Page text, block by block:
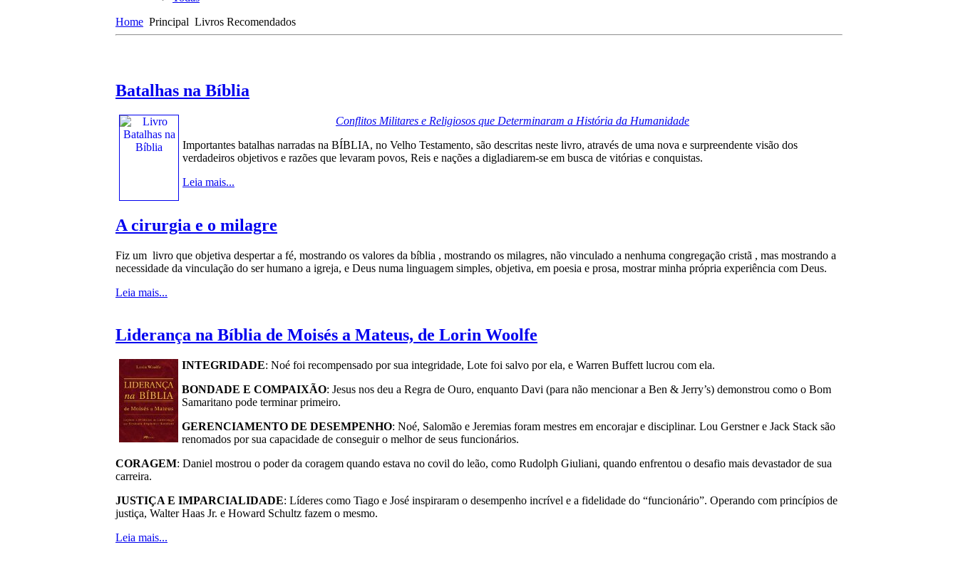
Home Principal Livros Recomendados
Batalhas na Bíblia
Conflitos Militares e Religiosos que Determinaram a História da Humanidade
Importantes batalhas narradas na BÍBLIA, no Velho Testamento, são descritas neste livro, através de uma nova e surpreendente visão dos
verdadeiros objetivos e razões que levaram povos, Reis e nações a digladiarem-se em busca de vitórias e conquistas.
Leia mais...
A cirurgia e o milagre
Fiz um livro que objetiva despertar a fé, mostrando os valores da bíblia , mostrando os milagres, não vinculado a nenhuma congregação cristã , mas mostrando a
necessidade da vinculação do ser humano a igreja, e Deus numa linguagem simples, objetiva, em poesia e prosa, mostrar minha própria experiência com Deus.
Leia mais...
Liderança na Bíblia de Moisés a Mateus, de Lorin Woolfe
INTEGRIDADE: Noé foi recompensado por sua integridade, Lote foi salvo por ela, e Warren Buffett lucrou com ela.
BONDADE E COMPAIXÃO: Jesus nos deu a Regra de Ouro, enquanto Davi (para não mencionar a Ben & Jerry’s) demonstrou como o Bom
Samaritano pode terminar primeiro.
GERENCIAMENTO DE DESEMPENHO: Noé, Salomão e Jeremias foram mestres em encorajar e disciplinar. Lou Gerstner e Jack Stack são
renomados por sua capacidade de conseguir o melhor de seus funcionários.
CORAGEM: Daniel mostrou o poder da coragem quando estava no covil do leão, como Rudolph Giuliani, quando enfrentou o desafio mais devastador de sua
carreira.
JUSTIÇA E IMPARCIALIDADE: Líderes como Tiago e José inspiraram o desempenho incrível e a fidelidade do “funcionário”. Operando com princípios de
justiça, Walter Haas Jr. e Howard Schultz fazem o mesmo.
Leia mais...